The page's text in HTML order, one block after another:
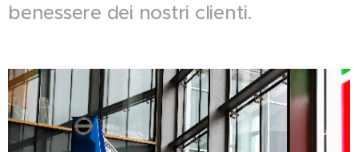
benessere dei nostri clienti.